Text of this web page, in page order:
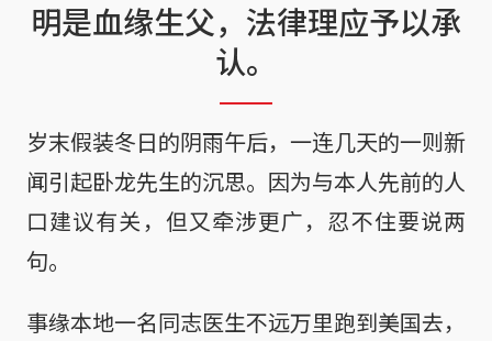
明是血缘生父，法律理应予以承
认。
岁末假装冬日的阴雨午后，一连几天的一则新
闻引起卧龙先生的沉思。因为与本人先前的人
口建议有关，但又牵涉更广，忍不住要说两
句。
事缘本地一名同志医生不远万里跑到美国去，